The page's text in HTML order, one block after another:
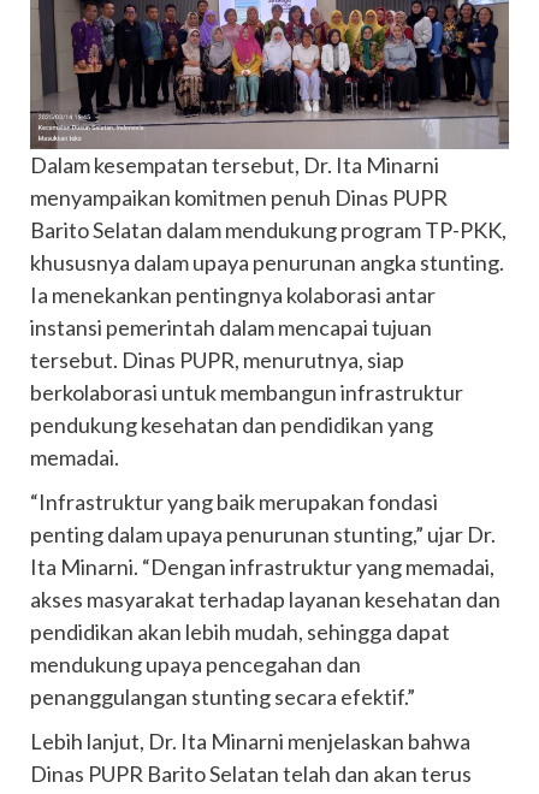
Dalam kesempatan tersebut, Dr. Ita Minarni
menyampaikan komitmen penuh Dinas PUPR
Barito Selatan dalam mendukung program TP-PKK,
khususnya dalam upaya penurunan angka stunting.
Ia menekankan pentingnya kolaborasi antar
instansi pemerintah dalam mencapai tujuan
tersebut. Dinas PUPR, menurutnya, siap
berkolaborasi untuk membangun infrastruktur
pendukung kesehatan dan pendidikan yang
memadai.
“Infrastruktur yang baik merupakan fondasi
penting dalam upaya penurunan stunting,” ujar Dr.
Ita Minarni. “Dengan infrastruktur yang memadai,
akses masyarakat terhadap layanan kesehatan dan
pendidikan akan lebih mudah, sehingga dapat
mendukung upaya pencegahan dan
penanggulangan stunting secara efektif.”
Lebih lanjut, Dr. Ita Minarni menjelaskan bahwa
Dinas PUPR Barito Selatan telah dan akan terus